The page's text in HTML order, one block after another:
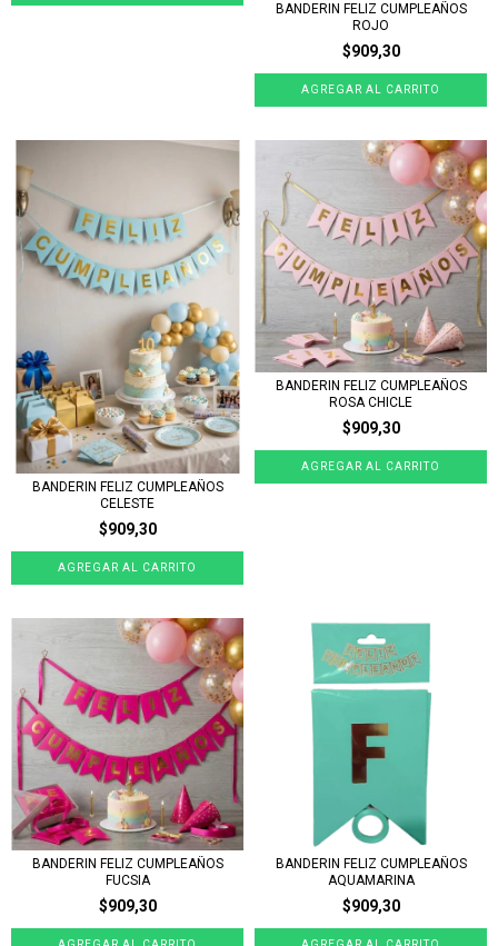
BANDERIN FELIZ CUMPLEAÑOS
ROJO
$909,30
BANDERIN FELIZ CUMPLEAÑOS
CELESTE
$909,30
BANDERIN FELIZ CUMPLEAÑOS
ROSA CHICLE
$909,30
BANDERIN FELIZ CUMPLEAÑOS
FUCSIA
$909,30
BANDERIN FELIZ CUMPLEAÑOS
AQUAMARINA
$909,30